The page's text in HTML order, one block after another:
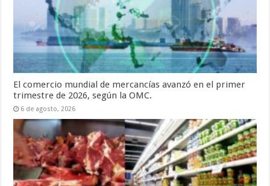
El comercio mundial de mercancías avanzó en el primer
trimestre de 2026, según la OMC.
6 de agosto, 2026